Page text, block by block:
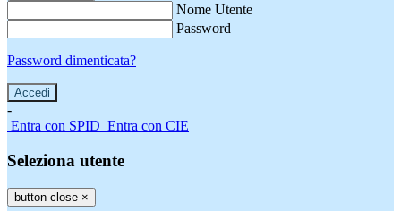
Nome Utente
Password
Password dimenticata?
-
Entra con SPID Entra con CIE
Seleziona utente
button close ×